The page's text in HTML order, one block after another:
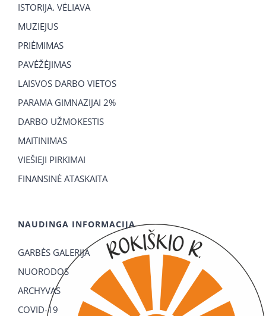
ISTORIJA. VĖLIAVA
MUZIEJUS
PRIĖMIMAS
PAVĖŽĖJIMAS
LAISVOS DARBO VIETOS
PARAMA GIMNAZIJAI 2%
DARBO UŽMOKESTIS
MAITINIMAS
VIEŠIEJI PIRKIMAI
FINANSINĖ ATASKAITA
NAUDINGA INFORMACIJA
GARBĖS GALERIJA
NUORODOS
ARCHYVAS
COVID-19